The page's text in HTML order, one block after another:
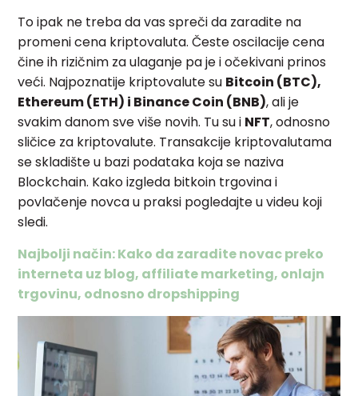
To ipak ne treba da vas spreči da zaradite na
promeni cena kriptovaluta. Česte oscilacije cena
čine ih rizičnim za ulaganje pa je i očekivani prinos
veći. Najpoznatije kriptovalute su Bitcoin (BTC),
Ethereum (ETH) i Binance Coin (BNB), ali je
svakim danom sve više novih. Tu su i NFT, odnosno
sličice za kriptovalute. Transakcije kriptovalutama
se skladište u bazi podataka koja se naziva
Blockchain. Kako izgleda bitkoin trgovina i
povlačenje novca u praksi pogledajte u videu koji
sledi.
Najbolji način: Kako da zaradite novac preko
interneta uz blog, affiliate marketing, onlajn
trgovinu, odnosno dropshipping